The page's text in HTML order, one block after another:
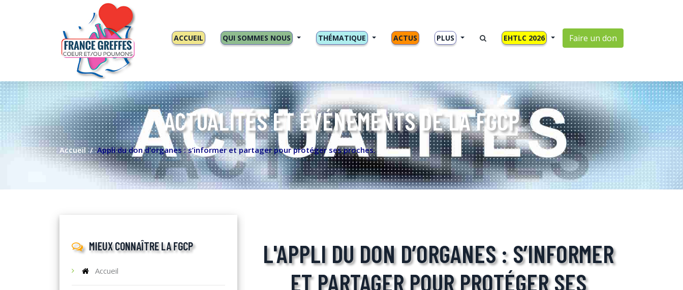
ACCUEIL QUI SOMMES NOUS THÉMATIQUE ACTUS PLUS EHTLC 2026 Faire un don
ACTUALITÉS ET ÉVÉNEMENTS DE LA FGCP
Accueil Appli du don d’organes : s’informer et partager pour protéger ses proches.
MIEUX CONNAÎTRE LA FGCP
Accueil
L'APPLI DU DON D’ORGANES : S’INFORMER
ET PARTAGER POUR PROTÉGER SES